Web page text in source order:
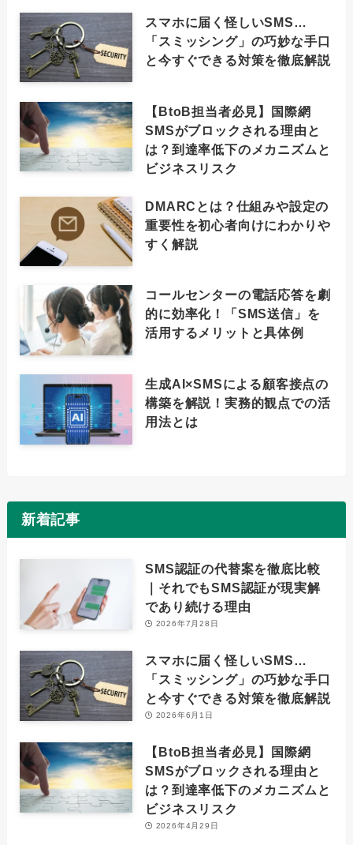
スマホに届く怪しいSMS…
「スミッシング」の巧妙な手口
と今すぐできる対策を徹底解説
【BtoB担当者必見】国際網
SMSがブロックされる理由と
は？到達率低下のメカニズムと
ビジネスリスク
DMARCとは？仕組みや設定の
重要性を初心者向けにわかりや
すく解説
コールセンターの電話応答を劇
的に効率化！「SMS送信」を
活用するメリットと具体例
生成AI×SMSによる顧客接点の
構築を解説！実務的観点での活
用法とは
新着記事
SMS認証の代替案を徹底比較
｜それでもSMS認証が現実解
であり続ける理由
2026年7月28日
スマホに届く怪しいSMS…
「スミッシング」の巧妙な手口
と今すぐできる対策を徹底解説
2026年6月1日
【BtoB担当者必見】国際網
SMSがブロックされる理由と
は？到達率低下のメカニズムと
ビジネスリスク
2026年4月29日